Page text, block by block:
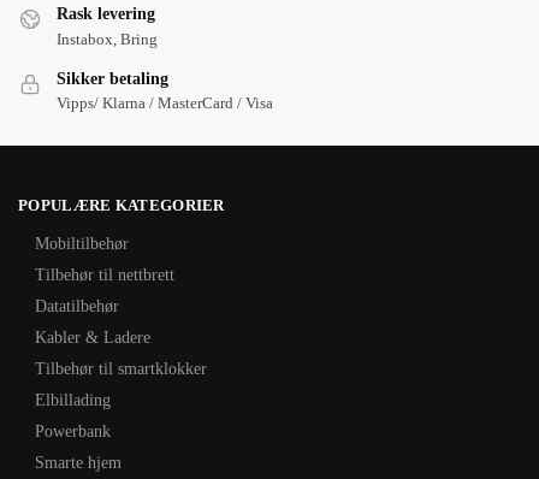
Rask levering
Instabox, Bring
Sikker betaling
Vipps/ Klarna / MasterCard / Visa
POPULÆRE KATEGORIER
Mobiltilbehør
Tilbehør til nettbrett
Datatilbehør
Kabler & Ladere
Tilbehør til smartklokker
Elbillading
Powerbank
Smarte hjem